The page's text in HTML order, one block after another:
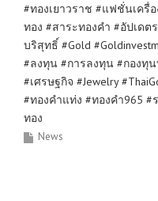
#ทองเยาวราช #แฟชั่นเครื่
ทอง #สาระทองคำ #อัปเดต
บริสุทธิ์ #Gold
#ลงทุน #การลงทุน #กองทุ
#เศรษฐกิจ #Jewelry
#ทองคำแท่ง #ทองคำ965 #
ทอง
News